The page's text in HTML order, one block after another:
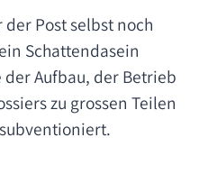
Post selbst noch
Schattendasein
Aufbau, der Betrieb
zu grossen Teilen